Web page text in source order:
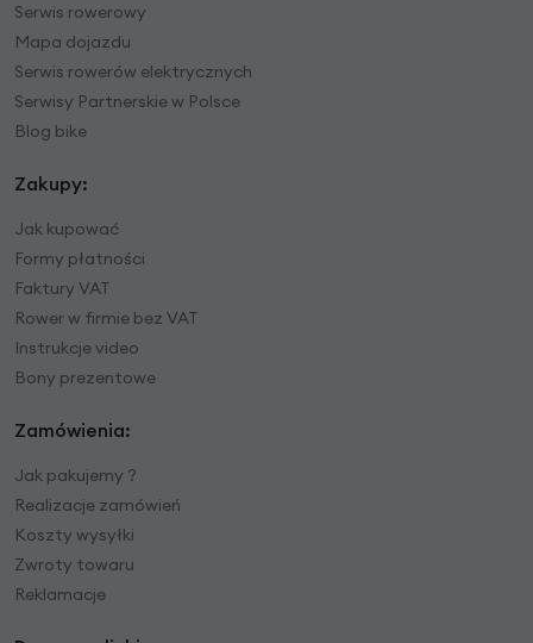
Serwis rowerowy
Mapa dojazdu
Serwis rowerów elektrycznych
Serwisy Partnerskie w Polsce
Blog bike
Zakupy:
Jak kupować
Formy płatności
Faktury VAT
Rower w firmie bez VAT
Instrukcje video
Bony prezentowe
Zamówienia:
Jak pakujemy ?
Realizacje zamówień
Koszty wysyłki
Zwroty towaru
Reklamacje